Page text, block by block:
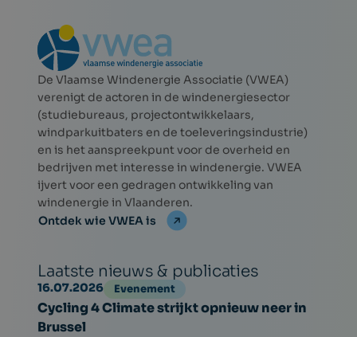
betrokkenheid binnen de sector.
De Vlaamse Windenergie Associatie (VWEA)
verenigt de actoren in de windenergiesector
(studiebureaus, projectontwikkelaars,
windparkuitbaters en de toeleveringsindustrie)
en is het aanspreekpunt voor de overheid en
bedrijven met interesse in windenergie. VWEA
ijvert voor een gedragen ontwikkeling van
windenergie in Vlaanderen.
Ontdek wie VWEA is
Laatste nieuws & publicaties
16.07.2026 Evenement
Cycling 4 Climate strijkt opnieuw neer in
Brussel